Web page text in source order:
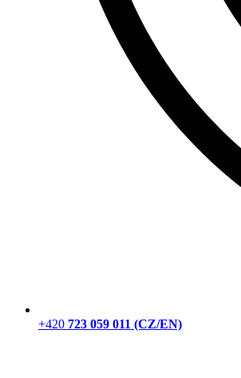
+420 723 059 011 (CZ/EN)